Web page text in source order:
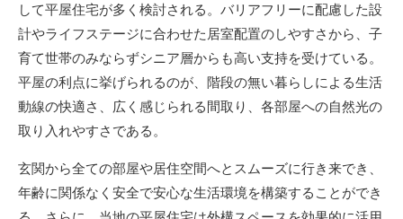
して平屋住宅が多く検討される。バリアフリーに配慮した設
計やライフステージに合わせた居室配置のしやすさから、子
育て世帯のみならずシニア層からも高い支持を受けている。
平屋の利点に挙げられるのが、階段の無い暮らしによる生活
動線の快適さ、広く感じられる間取り、各部屋への自然光の
取り入れやすさである。
玄関から全ての部屋や居住空間へとスムーズに行き来でき、
年齢に関係なく安全で安心な生活環境を構築することができ